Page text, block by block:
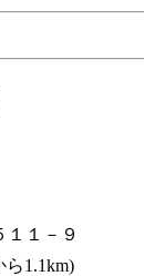
１－９
ら1.1km)